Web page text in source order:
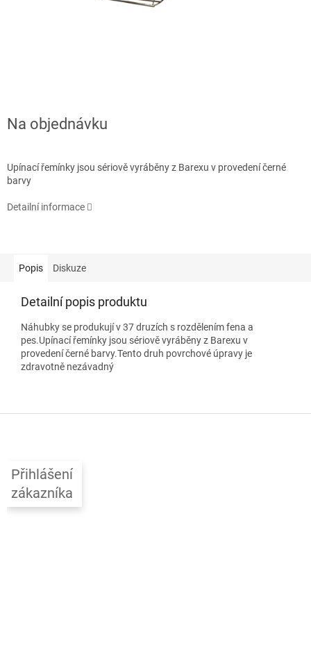
Na objednávku
Upínací řemínky jsou sériově vyráběny z Barexu v provedení černé
barvy
Detailní informace
Popis Diskuze
Detailní popis produktu
Náhubky se produkují v 37 druzích s rozdělením fena a
pes.Upínací řemínky jsou sériově vyráběny z Barexu v
provedení černé barvy.Tento druh povrchové úpravy je
zdravotně nezávadný
Přihlášení
zákazníka